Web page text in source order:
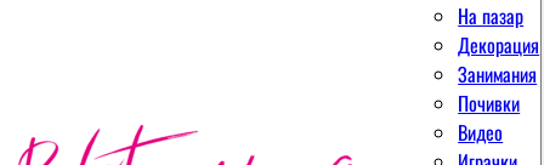
На пазар
Декорация
Занимания
Почивки
Видео